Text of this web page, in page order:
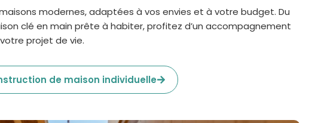
modernes, adaptées à vos envies et à votre budget. Du
clé en main prête à habiter, profitez d’un accompagnement
projet de vie.
de maison individuelle